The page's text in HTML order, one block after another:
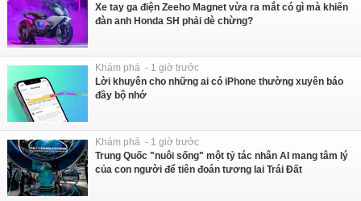
Xe tay ga điện Zeeho Magnet vừa ra mắt có gì mà khiến
đàn anh Honda SH phải dè chừng?
Khám phá - 1 giờ trước
Lời khuyên cho những ai có iPhone thường xuyên báo
đầy bộ nhớ
Khám phá - 1 giờ trước
Trung Quốc "nuôi sống" một tỷ tác nhân AI mang tâm lý
của con người để tiên đoán tương lai Trái Đất